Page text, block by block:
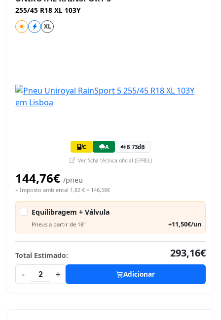
255/45 R18 XL 103Y
XL
C A B 73dB
Ver ficha técnica oficial (EPREL)
144,76€ /pneu
+ Imposto ambiental 1,82 € = 146,58€
Equilibragem + Válvula
Pneus a partir de 18" +11,50€/un
Total Estimado:
293,16€
-
2 + Adicionar